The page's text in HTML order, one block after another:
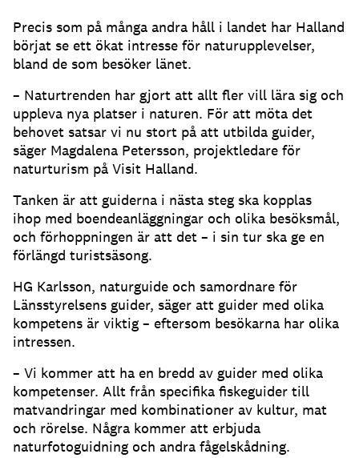
Precis som på många andra håll i landet har Halland
börjat se ett ökat intresse för naturupplevelser,
bland de som besöker länet.
– Naturtrenden har gjort att allt fler vill lära sig och
uppleva nya platser i naturen. För att möta det
behovet satsar vi nu stort på att utbilda guider,
säger Magdalena Petersson, projektledare för
naturturism på Visit Halland.
Tanken är att guiderna i nästa steg ska kopplas
ihop med boendeanläggningar och olika besöksmål,
och förhoppningen är att det – i sin tur ska ge en
förlängd turistsäsong.
HG Karlsson, naturguide och samordnare för
Länsstyrelsens guider, säger att guider med olika
kompetens är viktig – eftersom besökarna har olika
intressen.
– Vi kommer att ha en bredd av guider med olika
kompetenser. Allt från specifika fiskeguider till
matvandringar med kombinationer av kultur, mat
och rörelse. Några kommer att erbjuda
naturfotoguidning och andra fågelskådning.